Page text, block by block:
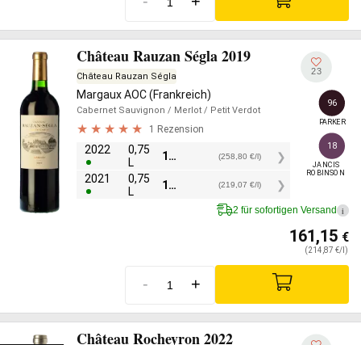
Château Rauzan Ségla 2019
Château Rauzan Ségla
Margaux AOC (Frankreich)
Cabernet Sauvignon / Merlot / Petit Verdot
1 Rezension
2022
0,75
L
194,10 (258,80 €/l)
2021
0,75
L
164,30 (219,07 €/l)
23
96
PARKER
18
JANCIS
ROBINSON
2 für sofortigen Versand i
161,15 €
(214,87 €/l)
- +
Château Rocheyron 2022